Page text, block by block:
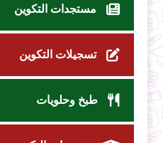
مستجدات التكوين
تسجيلات التكوين
طبخ وحلويات